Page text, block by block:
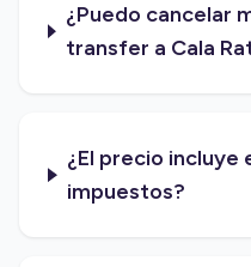
¿Puedo cancelar
transfer a Cala
¿El precio incluye
impuestos?